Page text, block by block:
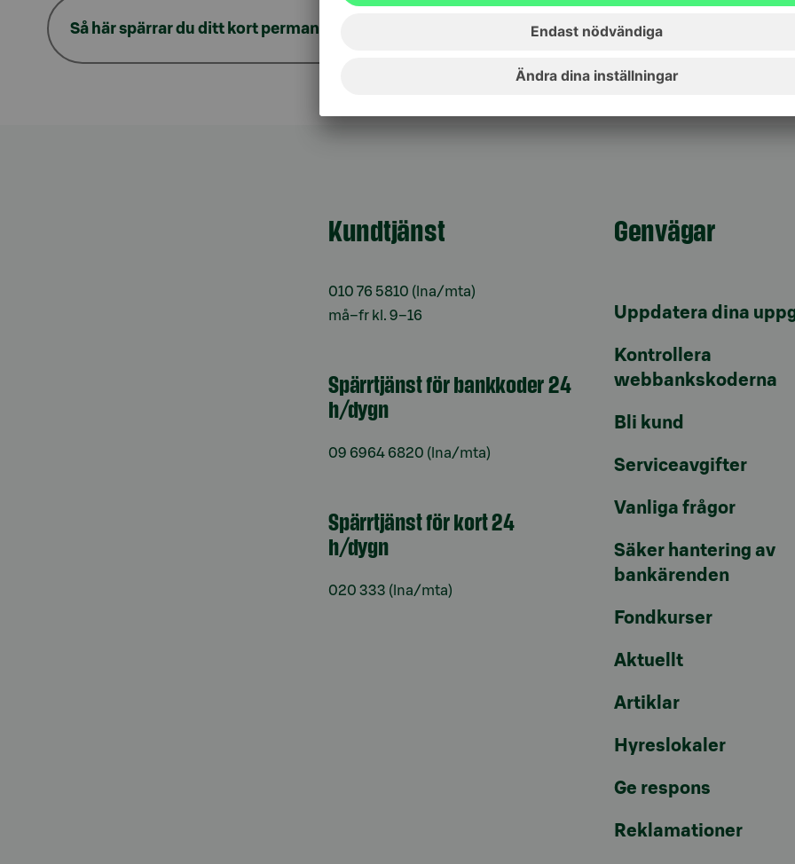
Så här spärrar du ditt kort permanent på webbanken:
Kundtjänst
010 76 5810 (lna/mta)
må–fr kl. 9–16
Spärrtjänst för bankkoder 24
h/dygn
09 6964 6820 (lna/mta)
Spärrtjänst för kort 24
h/dygn
020 333 (lna/mta)
Genvägar
Uppdatera dina
Kontrollera
webbankskoderna
Bli kund
Serviceavgifter
Vanliga frågor
Säker hantering av
bankärenden
Fondkurser
Aktuellt
Artiklar
Hyreslokaler
Ge respons
Reklamationer